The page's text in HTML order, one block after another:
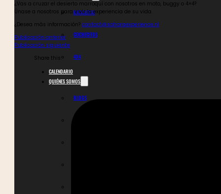
BICICLETAS
COCHECITOS
4X4
CALENDARIO
QUIÉNES SOMOS
BLOGS
¿Vas a cruzar el desierto marroquí con nosotros en moto, buggy o 4×4?
Únase a nosotros para vivir la experiencia de su vida.
¿Desea más información? contact@saharaexperience.nl
Publicación anterior
Publicación siguiente